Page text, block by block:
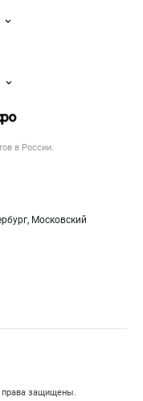
в России.
Московский
данных
права защищены.